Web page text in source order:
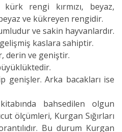
kürk rengi kırmızı, beyaz,
ve kükreyen rengidir.
ve sakin hayvanlardır.
kaslara sahiptir.
derin ve geniştir.
genişler. Arka bacakları ise
bahsedilen olgun
ölçümleri, Kurgan Sığırları
Bu durum Kurgan